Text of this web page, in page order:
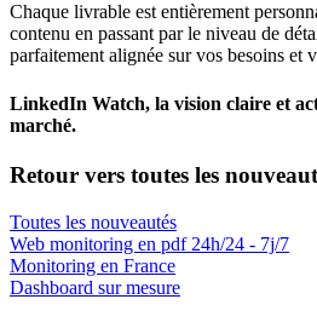
Chaque livrable est entièrement
contenu en passant par le niveau de
parfaitement alignée sur vos besoins et
LinkedIn Watch, la vision claire et
marché.
Retour vers toutes les
Toutes les nouveautés
Web monitoring en pdf 24h/24 - 7j/7
Monitoring en France
Dashboard sur mesure